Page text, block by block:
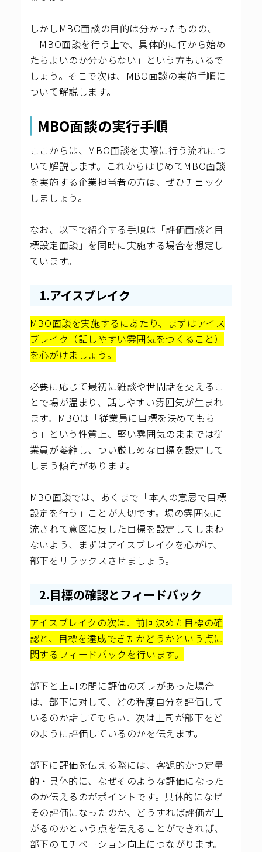
しかしMBO面談の目的は分かったものの、
「MBO面談を行う上で、具体的に何から始め
たらよいのか分からない」という方もいるで
しょう。そこで次は、MBO面談の実施手順に
ついて解説します。
MBO面談の実行手順
ここからは、MBO面談を実際に行う流れにつ
いて解説します。これからはじめてMBO面談
を実施する企業担当者の方は、ぜひチェック
しましょう。
なお、以下で紹介する手順は「評価面談と目
標設定面談」を同時に実施する場合を想定し
ています。
1.アイスブレイク
MBO面談を実施するにあたり、まずはアイス
ブレイク（話しやすい雰囲気をつくること）
を心がけましょう。
必要に応じて最初に雑談や世間話を交えるこ
とで場が温まり、話しやすい雰囲気が生まれ
ます。MBOは「従業員に目標を決めてもら
う」という性質上、堅い雰囲気のままでは従
業員が萎縮し、つい厳しめな目標を設定して
しまう傾向があります。
MBO面談では、あくまで「本人の意思で目標
設定を行う」ことが大切です。場の雰囲気に
流されて意図に反した目標を設定してしまわ
ないよう、まずはアイスブレイクを心がけ、
部下をリラックスさせましょう。
2.目標の確認とフィードバック
アイスブレイクの次は、前回決めた目標の確
認と、目標を達成できたかどうかという点に
関するフィードバックを行います。
部下と上司の間に評価のズレがあった場合
は、部下に対して、どの程度自分を評価して
いるのか話してもらい、次は上司が部下をど
のように評価しているのかを伝えます。
部下に評価を伝える際には、客観的かつ定量
的・具体的に、なぜそのような評価になった
のか伝えるのがポイントです。具体的になぜ
その評価になったのか、どうすれば評価が上
がるのかという点を伝えることができれば、
部下のモチベーション向上につながります。